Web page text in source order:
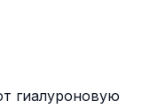
гиалуроновую